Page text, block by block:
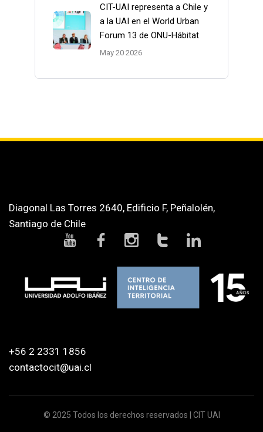
CIT-UAI representa a Chile y
a la UAI en el World Urban
Forum 13 de ONU-Hábitat
May 20 2026
Diagonal Las Torres 2640, Edificio F, Peñalolén,
Santiago de Chile
+56 2 2331 1856
contactocit@uai.cl
© 2025 Todos los derechos reservados | CIT UAI